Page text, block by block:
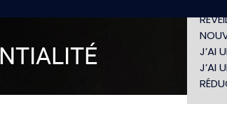
J’AI
J’AI